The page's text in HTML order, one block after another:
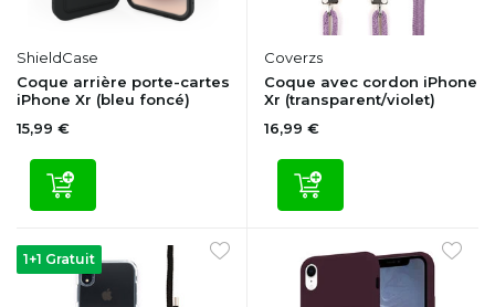
ShieldCase
Coque arrière porte-cartes
iPhone Xr (bleu foncé)
15,99 €
Coverzs
Coque avec cordon iPhone
Xr (transparent/violet)
16,99 €
1+1 Gratuit